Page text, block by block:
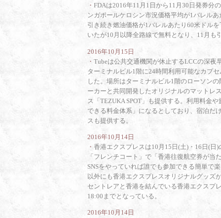
・ FDAは2016年11月1日から11月30日発券分
ンガポールケロシン市況価格平均が1バレル
引き続き燃油価格が1バレルあたり60米ドル
いたが10月以降全路線で無料となり、11月も
2016年10月15日
・ Tubeは公共交通機関が休止するLCCの深
ターミナルビル1階に24時間利用可能なカプ
した。場所はターミナルビル1階のローソン
ーカーと共同開発したオリジナルのマットレ
ス「TEZUKA SPOT」も提供する。利用料金
できる料金体系」になるとしており、宿泊だ
スも提供する。
2016年10月14日
・ 香港エクスプレスは10月15日(土)・16日(
「フレンチコート」で「香港往復航空券が当
SNSをやっていれば誰でも参加できる簡単で
以外にも香港エクスプレスオリジナルグッズ
セントレアと香港を結んでいる香港エクスプ
18:00までとなっている。
2016年10月14日